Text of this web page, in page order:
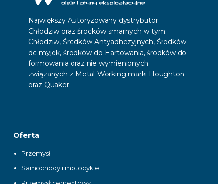
Największy Autoryzowany dystrybutor
Chłodziw oraz środków smarnych w tym:
Chłodziw, Środków Antyadhezyjnych, Środków
do myjek, środków do Hartowania, środków do
formowania oraz nie wymienionych
związanych z Metal-Working marki Houghton
oraz Quaker.
Oferta
Przemysł
Samochody i motocykle